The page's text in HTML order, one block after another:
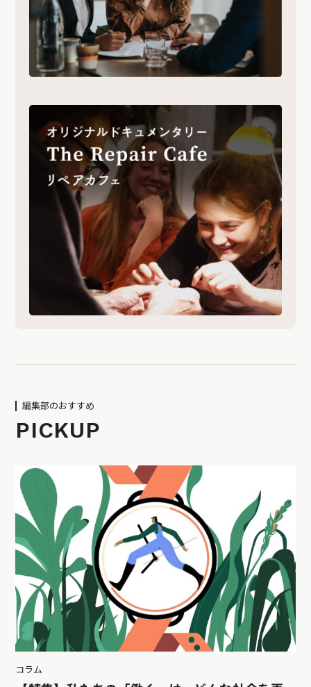
編集部のおすすめ
PICKUP
コラム